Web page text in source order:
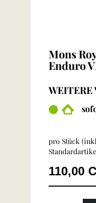
Mons
Enduro
WEITERE
pro Stück
110,00